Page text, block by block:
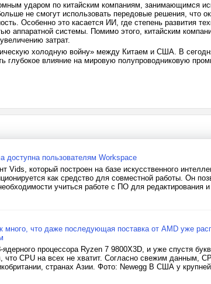
ударом по китайским компаниям, занимающимся
не смогут использовать передовые решения, что
Особенно это касается ИИ, где степень развития
аппаратной системы. Помимо этого, китайским
затрат.
холодную войну» между Китаем и США. В
глубокое влияние на мировую полупроводниковую
доступна пользователям Workspace
Vids, который построен на базе искусственного
как средство для совместной работы. Он
учиться работе с ПО для редактирования
много, что даже последующая поставка от AMD уже
процессора Ryzen 7 9800X3D, и уже спустя
CPU на всех не хватит. Согласно свежим данным,
странах Азии. Фото: Newegg В США у